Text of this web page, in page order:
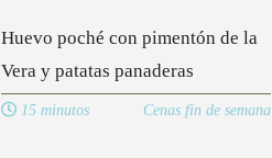
Huevo poché con pimentón de la
Vera y patatas panaderas
15 minutos Cenas fin de semana